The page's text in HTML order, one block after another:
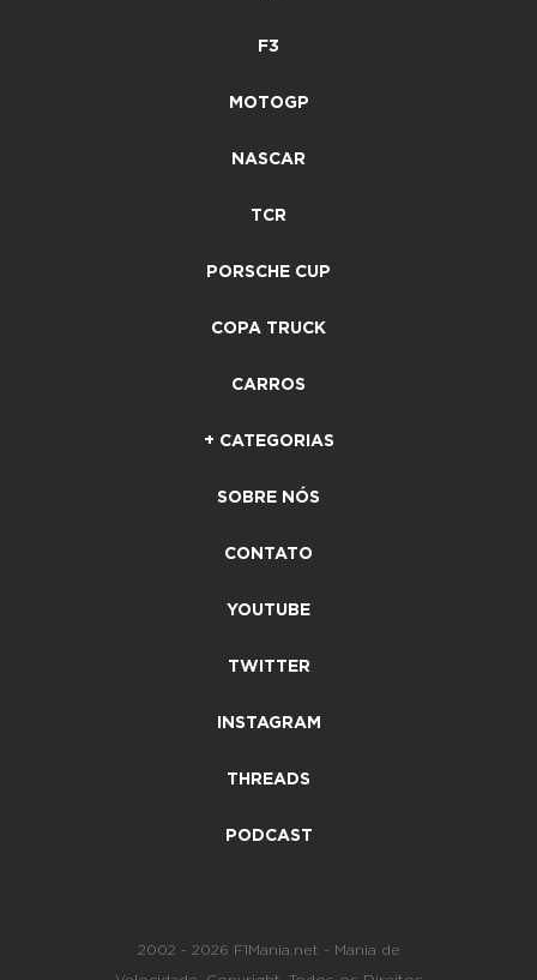
F3
MOTOGP
NASCAR
TCR
PORSCHE CUP
COPA TRUCK
CARROS
+ CATEGORIAS
SOBRE NÓS
CONTATO
YOUTUBE
TWITTER
INSTAGRAM
THREADS
PODCAST
2002 - 2026 F1Mania.net - Mania de